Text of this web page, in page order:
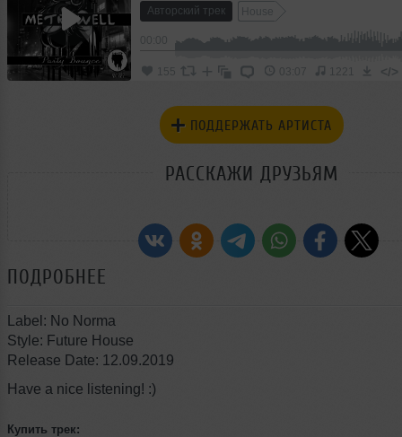
Авторский трек House
155 03:07 1221 </>
ПОДДЕРЖАТЬ АРТИСТА
РАССКАЖИ ДРУЗЬЯМ
ПОДРОБНЕЕ
Label: No Norma
Style: Future House
Release Date: 12.09.2019
Have a nice listening! :)
Купить трек: